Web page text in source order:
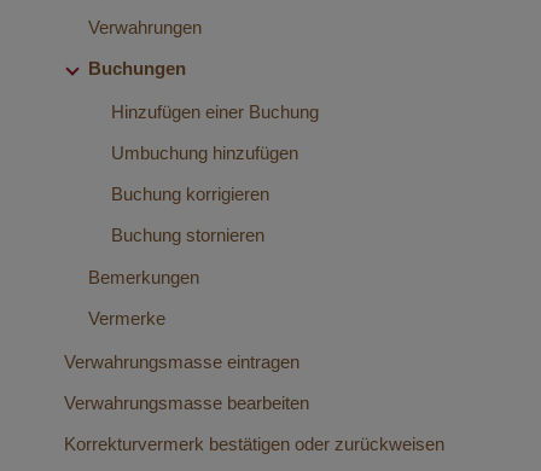
Kreditinstitut bearbeiten
Verwahrungen
Buchungen
Hinzufügen einer Buchung
Umbuchung hinzufügen
Buchung korrigieren
Buchung stornieren
Bemerkungen
Vermerke
Verwahrungsmasse eintragen
Verwahrungsmasse bearbeiten
Korrekturvermerk bestätigen oder zurückweisen